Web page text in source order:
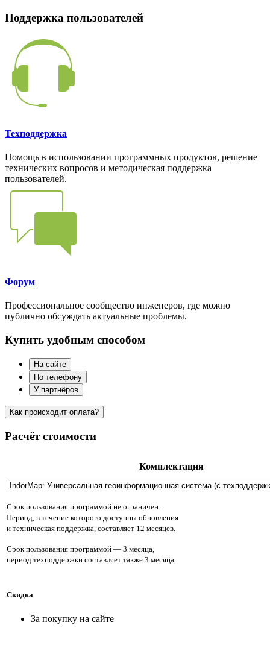
Поддержка пользователей
Техподдержка
Помощь в использовании программных продуктов, решение
технических вопросов и методическая поддержка
пользователей.
Форум
Профессиональное сообщество инженеров, где можно
публично обсуждать актуальные проблемы.
Купить удобным способом
На сайте
По телефону
У партнёров
Как происходит оплата?
Расчёт стоимости
Комплектация
Срок пользования программой не ограничен.
Период, в течение которого доступны обновления
и техническая поддержка, составляет 12 месяцев.
Срок пользования программой — 3 месяца,
период техподдержки составляет также 3 месяца.
Скидка
За покупку на сайте